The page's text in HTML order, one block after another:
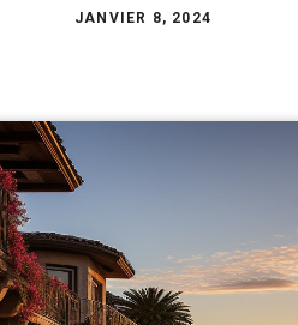
JANVIER 8, 2024